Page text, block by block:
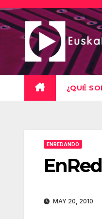
Saltar
al
contenido
¿QUÉ
ENREDANDO
MAY 20, 2010